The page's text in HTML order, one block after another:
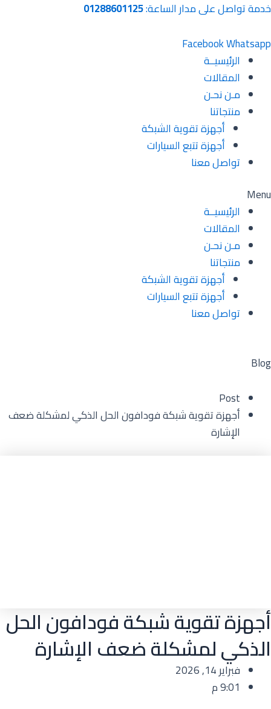
تخطي
المحتوى
خدمة تواصل على مدار الساعة:01288601125
FacebookWhatsapp
الرئيسيــة
المقالات
مـن نحـن
منتجاتنا
أجهزة تقوية الشبكة
أجهزة تتبع السيارات
تواصل معنا
Menu
الرئيسيــة
المقالات
مـن نحـن
منتجاتنا
أجهزة تقوية الشبكة
أجهزة تتبع السيارات
تواصل معنا
Blog
Post
أجهزة تقوية شبكة فودافون الحل الذكي لمشكلة ضعف
الإشارة
أجهزة تقوية شبكة فودافون الحل
الذكي لمشكلة ضعف الإشارة
فبراير 14, 2026
9:01 م